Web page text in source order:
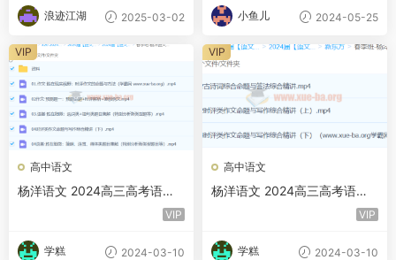
浪迹江湖 2025-03-02 小鱼儿 2024-05-25
高中语文
杨洋语文 2024高三高考语文
二轮精讲春季班 百度云网盘VIP
学糕 2024-03-10
VIP
高中语文
杨洋语文 2024高三高考语文
VIP
学糕 2024-03-10
VIP